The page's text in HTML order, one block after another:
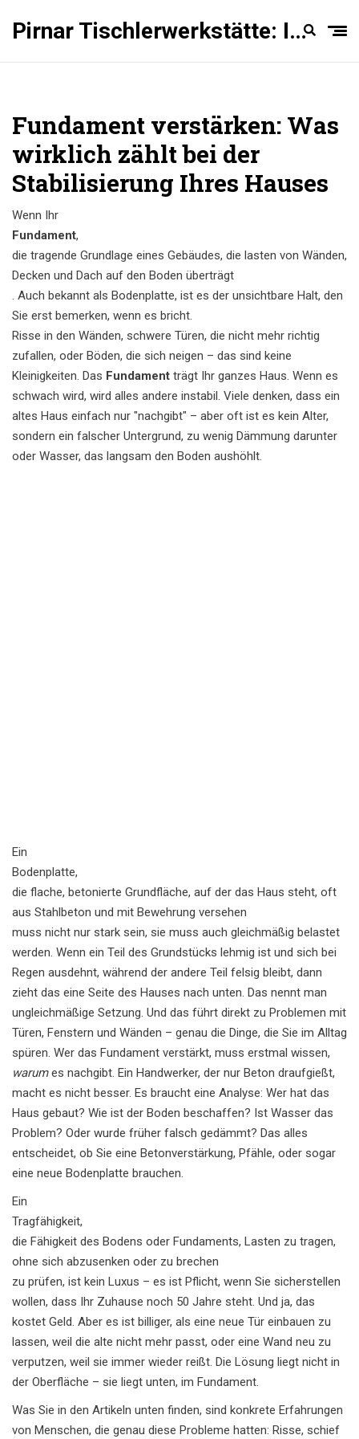
Pirnar Tischlerwerkstätte: Innentüren Experten
Fundament verstärken: Was
wirklich zählt bei der
Stabilisierung Ihres Hauses
Wenn Ihr
Fundament,
die tragende Grundlage eines Gebäudes, die lasten von Wänden,
Decken und Dach auf den Boden überträgt
. Auch bekannt als Bodenplatte, ist es der unsichtbare Halt, den
Sie erst bemerken, wenn es bricht.
Risse in den Wänden, schwere Türen, die nicht mehr richtig
zufallen, oder Böden, die sich neigen – das sind keine
Kleinigkeiten. Das Fundament trägt Ihr ganzes Haus. Wenn es
schwach wird, wird alles andere instabil. Viele denken, dass ein
altes Haus einfach nur "nachgibt" – aber oft ist es kein Alter,
sondern ein falscher Untergrund, zu wenig Dämmung darunter
oder Wasser, das langsam den Boden aushöhlt.
Ein
Bodenplatte,
die flache, betonierte Grundfläche, auf der das Haus steht, oft
aus Stahlbeton und mit Bewehrung versehen
muss nicht nur stark sein, sie muss auch gleichmäßig belastet
werden. Wenn ein Teil des Grundstücks lehmig ist und sich bei
Regen ausdehnt, während der andere Teil felsig bleibt, dann
zieht das eine Seite des Hauses nach unten. Das nennt man
ungleichmäßige Setzung. Und das führt direkt zu Problemen mit
Türen, Fenstern und Wänden – genau die Dinge, die Sie im Alltag
spüren. Wer das Fundament verstärkt, muss erstmal wissen,
warumes nachgibt. Ein Handwerker, der nur Beton draufgießt,
macht es nicht besser. Es braucht eine Analyse: Wer hat das
Haus gebaut? Wie ist der Boden beschaffen? Ist Wasser das
Problem? Oder wurde früher falsch gedämmt? Das alles
entscheidet, ob Sie eine Betonverstärkung, Pfähle, oder sogar
eine neue Bodenplatte brauchen.
Ein
Tragfähigkeit,
die Fähigkeit des Bodens oder Fundaments, Lasten zu tragen,
ohne sich abzusenken oder zu brechen
zu prüfen, ist kein Luxus – es ist Pflicht, wenn Sie sicherstellen
wollen, dass Ihr Zuhause noch 50 Jahre steht. Und ja, das
kostet Geld. Aber es ist billiger, als eine neue Tür einbauen zu
lassen, weil die alte nicht mehr passt, oder eine Wand neu zu
verputzen, weil sie immer wieder reißt. Die Lösung liegt nicht in
der Oberfläche – sie liegt unten, im Fundament.
Was Sie in den Artikeln unten finden, sind konkrete Erfahrungen
von Menschen, die genau diese Probleme hatten: Risse, schief